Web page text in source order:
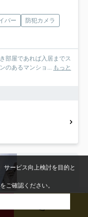
バー
防犯カメラ
部屋であれば入居までス
のあるマンショ... もっと
サービス向上検討を目的と
をご確認ください。